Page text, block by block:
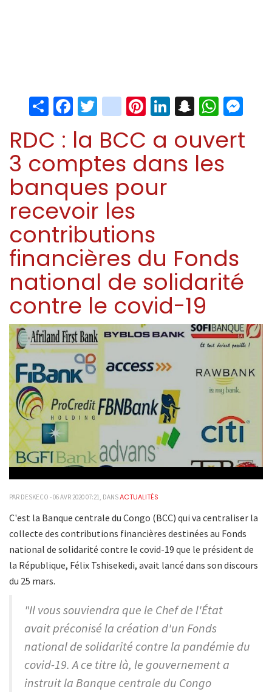
ShareFacebook
Twitter
instagram
Pinterest
LinkedIn
Snapchat
RDC : la BCC a ouvert
3 comptes dans les
banques pour
recevoir les
contributions
financières du Fonds
national de solidarité
contre le covid-19
PAR DESKECO - 06 AVR 2020 07:21, DANSACTUALITÉS
C'est la Banque centrale du Congo (BCC) qui va centraliser la
collecte des contributions financières destinées au Fonds
national de solidarité contre le covid-19 que le président de
la République, Félix Tshisekedi, avait lancé dans son discours
du 25 mars.
"Il vous souviendra que le Chef de l'État
avait préconisé la création d'un Fonds
national de solidarité contre la pandémie du
covid-19. A ce titre là, le gouvernement a
instruit la Banque centrale du Congo